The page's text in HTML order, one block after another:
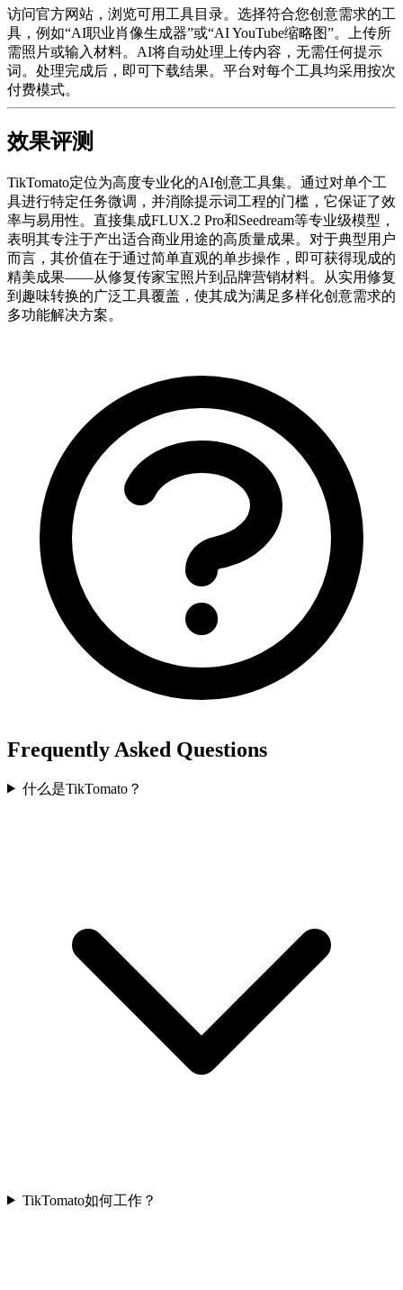
访问官方网站，浏览可用工具目录。选择符合您创意需求的工
具，例如“AI职业肖像生成器”或“AI YouTube缩略图”。上传所
需照片或输入材料。AI将自动处理上传内容，无需任何提示
词。处理完成后，即可下载结果。平台对每个工具均采用按次
付费模式。
效果评测
TikTomato定位为高度专业化的AI创意工具集。通过对单个工
具进行特定任务微调，并消除提示词工程的门槛，它保证了效
率与易用性。直接集成FLUX.2 Pro和Seedream等专业级模型，
表明其专注于产出适合商业用途的高质量成果。对于典型用户
而言，其价值在于通过简单直观的单步操作，即可获得现成的
精美成果——从修复传家宝照片到品牌营销材料。从实用修复
到趣味转换的广泛工具覆盖，使其成为满足多样化创意需求的
多功能解决方案。
Frequently Asked Questions
什么是TikTomato？
TikTomato如何工作？